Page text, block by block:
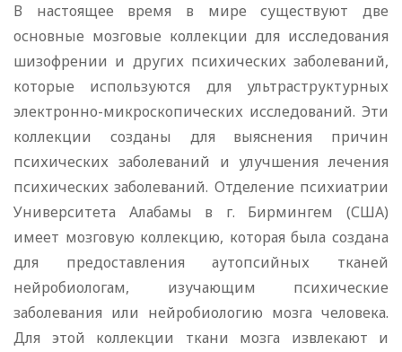
В настоящее время в мире существуют две
основные мозговые коллекции для исследования
шизофрении и других психических заболеваний,
которые используются для ультраструктурных
электронно-микроскопических исследований. Эти
коллекции созданы для выяснения причин
психических заболеваний и улучшения лечения
психических заболеваний. Отделение психиатрии
Университета Алабамы в г. Бирмингем (США)
имеет мозговую коллекцию, которая была создана
для предоставления аутопсийных тканей
нейробиологам, изучающим психические
заболевания или нейробиологию мозга человека.
Для этой коллекции ткани мозга извлекают и